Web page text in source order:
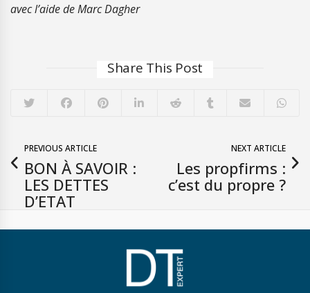
avec l’aide de Marc Dagher
Share This Post
PREVIOUS ARTICLE
BON À SAVOIR :
LES DETTES
D’ETAT
NEXT ARTICLE
Les propfirms :
c’est du propre ?